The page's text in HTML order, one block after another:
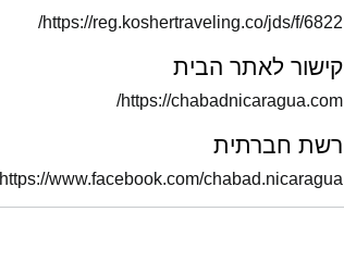
https://reg.koshertraveling.co/jds/f/6822/
קישור לאתר הבית
https://chabadnicaragua.com/
רשת חברתית
https://www.facebook.com/chabad.nicaragua